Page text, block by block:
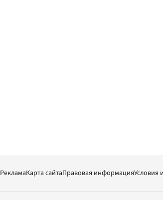
РекламаКарта сайтаПравовая информацияУсловия